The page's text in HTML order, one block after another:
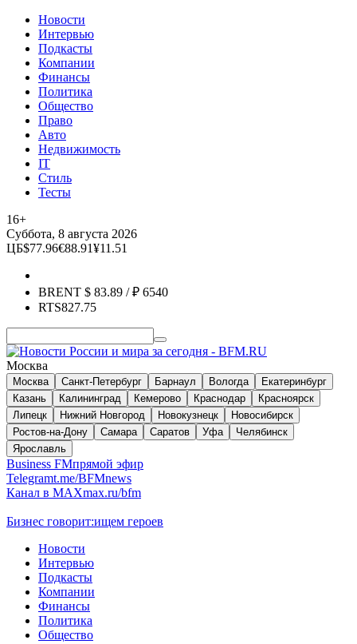
Новости
Интервью
Подкасты
Компании
Финансы
Политика
Общество
Право
Авто
Недвижимость
IT
Стиль
Тесты
16+
Суббота, 8 августа 2026
ЦБ$77.96€88.91¥11.51
BRENT $ 83.89 / ₽ 6540
RTS827.75
Москва
Москва Санкт-Петербург Барнаул Вологда
Екатеринбург
Казань
Калининград Кемерово Краснодар
Красноярск
Липецк
Нижний Новгород Новокузнецк
Новосибирск
Ростов-на-Дону
Самара Саратов Уфа
Челябинск
Ярославль
Business FMпрямой эфир
Telegramt.me/BFMnews
Канал в MAXmax.ru/bfm
Бизнес говорит:ищем героев
Новости
Интервью
Подкасты
Компании
Финансы
Политика
Общество